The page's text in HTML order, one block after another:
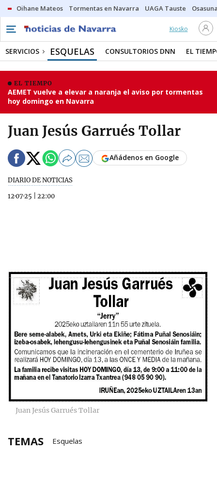
Oihane Mateos Tormentas en Navarra UAGA Tauste
Kiosko
SERVICIOS ESQUELAS CONSULTORIOS DNN EL
EL TIEMPO
AEMET vuelve a elevar a naranja el aviso por tormentas
hoy domingo en Navarra
Juan Jesús Garrués Tollar
DIARIO DE NOTICIAS
12·07·25
22:00
Añádenos en Google
Juan Jesús Garrués Tollar
TEMAS Esquelas